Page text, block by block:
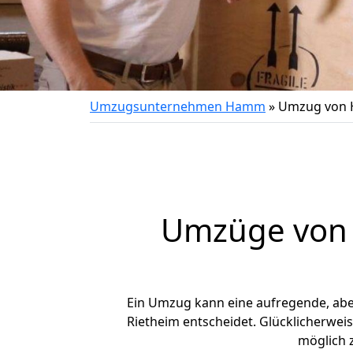
Umzugsunternehmen Hamm » Umzug von
Umzüge
Ein Umzug kann eine aufregende,
Rietheim entscheidet.
möglich